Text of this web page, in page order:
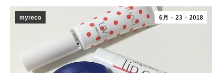
6月 23 2018
myreco